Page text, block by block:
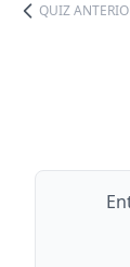
QUIZ